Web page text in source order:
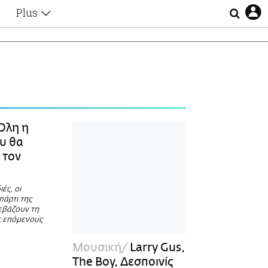
Plus
Οι Αθηναίοι
Απώλειες
Lgbtqi+
η
θα
οι
της
τη
επόμενους
Μουσική Larry Gus,
The Boy, Δεσποινίς